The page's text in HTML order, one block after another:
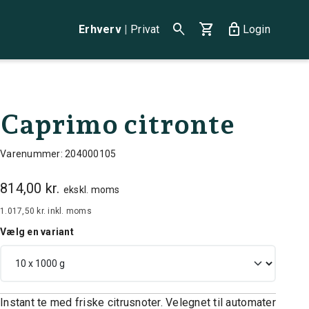
Erhverv | Privat search shopping_cart lock Login
Caprimo citronte
Varenummer: 204000105
814,00 kr. ekskl. moms
1.017,50 kr.inkl. moms
Vælg en variant
Instant te med friske citrusnoter. Velegnet til automater